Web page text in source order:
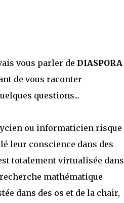
vous parler de DIASPORA
de vous raconter
questions...
ou informaticien risque
leur conscience dans des
totalement virtualisée dans
mathématique
dans des os et de la chair,